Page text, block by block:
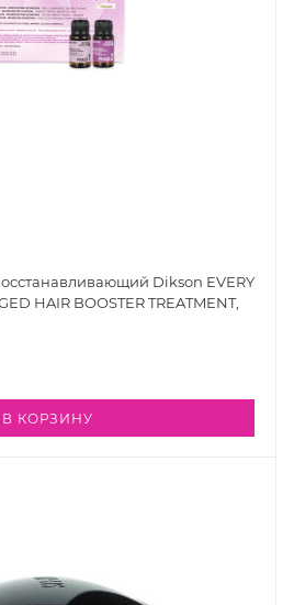
Dikson EVERY
HAIR BOOSTER TREATMENT,
В КОРЗИНУ